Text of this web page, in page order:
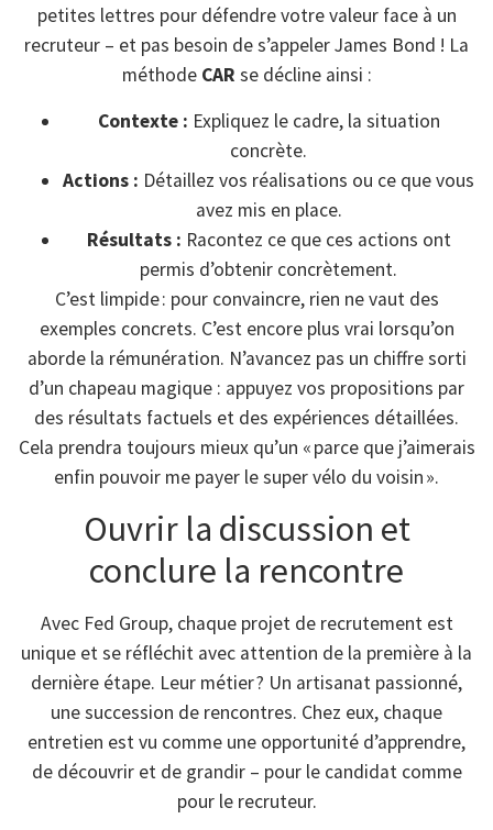
petites lettres pour défendre votre valeur face à un
recruteur – et pas besoin de s’appeler James Bond ! La
méthode CAR se décline ainsi :
Contexte : Expliquez le cadre, la situation
concrète.
Actions : Détaillez vos réalisations ou ce que vous
avez mis en place.
Résultats : Racontez ce que ces actions ont
permis d’obtenir concrètement.
C’est limpide : pour convaincre, rien ne vaut des
exemples concrets. C’est encore plus vrai lorsqu’on
aborde la rémunération. N’avancez pas un chiffre sorti
d’un chapeau magique : appuyez vos propositions par
des résultats factuels et des expériences détaillées.
Cela prendra toujours mieux qu’un « parce que j’aimerais
enfin pouvoir me payer le super vélo du voisin ».
Ouvrir la discussion et
conclure la rencontre
Avec Fed Group, chaque projet de recrutement est
unique et se réfléchit avec attention de la première à la
dernière étape. Leur métier ? Un artisanat passionné,
une succession de rencontres. Chez eux, chaque
entretien est vu comme une opportunité d’apprendre,
de découvrir et de grandir – pour le candidat comme
pour le recruteur.